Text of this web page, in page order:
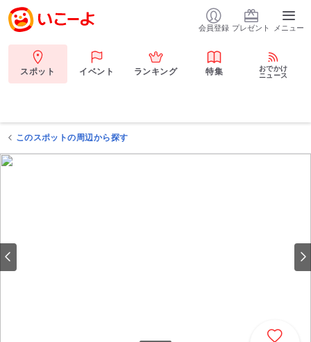
会員登録 プレゼント メニュー
スポット イベント ランキング 特集
おでかけ
ニュース
このスポットの周辺から探す